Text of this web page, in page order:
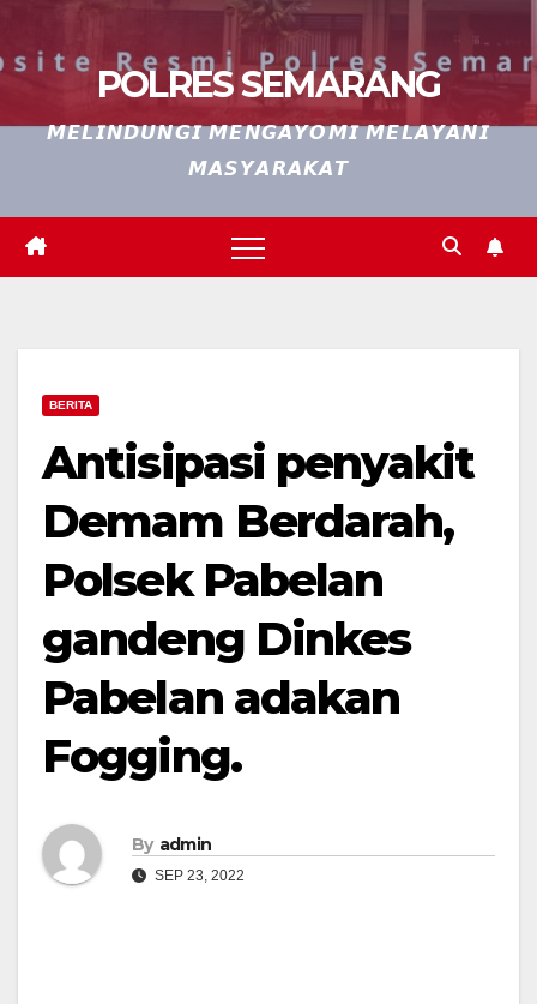
POLRES SEMARANG
𝙈𝙀𝙇𝙄𝙉𝘿𝙐𝙉𝙂𝙄 𝙈𝙀𝙉𝙂𝘼𝙔𝙊𝙈𝙄 𝙈𝙀𝙇𝘼𝙔𝘼𝙉𝙄
𝙈𝘼𝙎𝙔𝘼𝙍𝘼𝙆𝘼𝙏
BERITA
Antisipasi penyakit
Demam Berdarah,
Polsek Pabelan
gandeng Dinkes
Pabelan adakan
Fogging.
By admin
SEP 23, 2022